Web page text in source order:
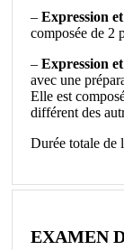
– Expression
composée de 2
– Expression
avec une
Elle est
différent des
Durée totale de
EXAMEN